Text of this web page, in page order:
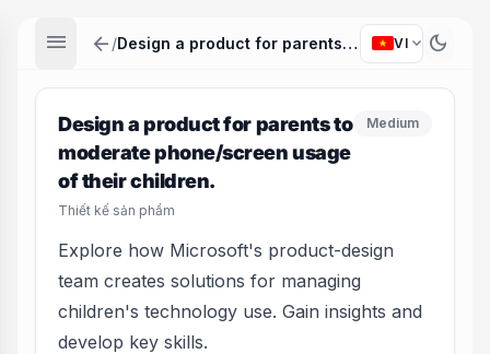
menu arrow_back / Design a product for parents to moderate phone/screen usage of their children. VI expand_more dark_mode
Design a product for parents to
moderate phone/screen usage
of their children.
Thiết kế sản phẩm
Medium
Explore how Microsoft's product-design
team creates solutions for managing
children's technology use. Gain insights and
develop key skills.